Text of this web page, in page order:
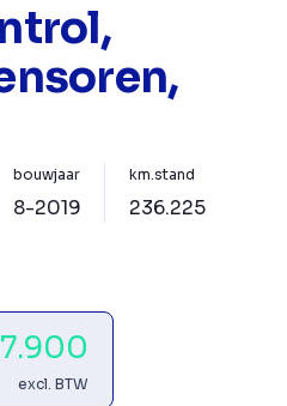
bouwjaar
8-2019
km.stand
236.225
excl. BTW